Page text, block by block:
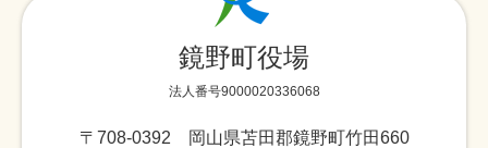
鏡野町役場
法人番号9000020336068
〒708-0392 岡山県苫田郡鏡野町竹田660